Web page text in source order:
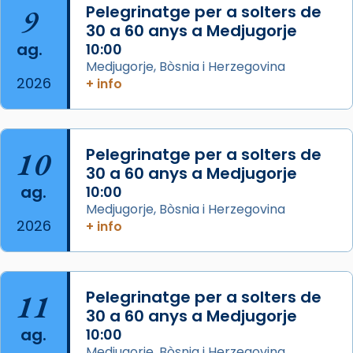
Mataró en reivindicarà les relíquies fins que
les aconseguirà el 1772. L’ofici que es canta
a la “Missa de les Santes” (“Missa de
Glòria”) fou composta el 1848 per Mn.
Manuel Blanch, amb aire d’òpera
italianitzant; s’interpreta per privilegi
pontifici, amb orquestra i cor, i té una
duració aproximada de tres hores. Després,
processó (recuperada el 1972) al voltant
del temple amb les relíquies de les santes.
Des de 1985 hi participa també un grup de
diablesses amb música i ball propis. Festa
«Si vols saber què és calor, ves per les
Santes a Mataró»🥵.
Photo
View on Facebook ·
9
ag.
2026
Pelegrinatge per a solters de
30 a 60 anys a Medjugorje
10:00
Medjugorje, Bòsnia i Herzegovina
+ info
10
ag.
2026
Pelegrinatge per a solters de
30 a 60 anys a Medjugorje
10:00
Medjugorje, Bòsnia i Herzegovina
+ info
11
ag.
Pelegrinatge per a solters de
30 a 60 anys a Medjugorje
10:00